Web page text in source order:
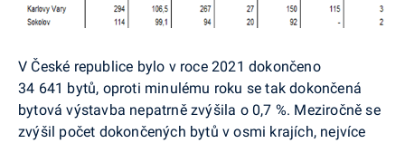
V České republice bylo v roce 2021 dokončeno
34 641 bytů, oproti minulému roku se tak dokončená
bytová výstavba nepatrně zvýšila o 0,7 %. Meziročně se
zvýšil počet dokončených bytů v osmi krajích, nejvíce